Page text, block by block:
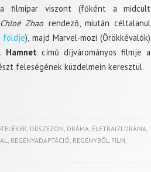
a filmipar viszont (főként a midcult
Chloé Zhao rendező, miután céltalanul
földje), majd Marvel-mozi (Örökkévalók)
Hamnet című díjvárományos filmje a
feleségének küzdelmein keresztül.
DÍJSZEZON DRÁMA ÉLETRAJZI DRÁMA
REGÉNYADAPTÁCIÓ REGÉNYBŐL FILM